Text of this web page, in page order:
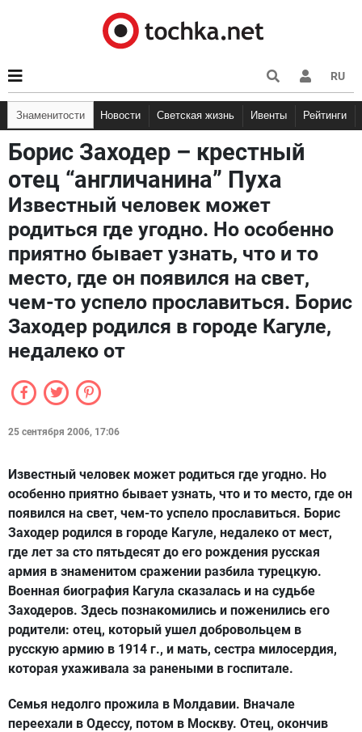
RU
Знаменитости Новости Светская жизнь Ивенты Рейтинги
Борис Заходер – крестный
отец “англичанина” Пуха
Известный человек может
родиться где угодно. Но особенно
приятно бывает узнать, что и то
место, где он появился на свет,
чем-то успело прославиться. Борис
Заходер родился в городе Кагуле,
недалеко от
25 сентября 2006, 17:06
Известный человек может родиться где угодно. Но
особенно приятно бывает узнать, что и то место, где он
появился на свет, чем-то успело прославиться. Борис
Заходер родился в городе Кагуле, недалеко от мест,
где лет за сто пятьдесят до его рождения русская
армия в знаменитом сражении разбила турецкую.
Военная биография Кагула сказалась и на судьбе
Заходеров. Здесь познакомились и поженились его
родители: отец, который ушел добровольцем в
русскую армию в 1914 г., и мать, сестра милосердия,
которая ухаживала за ранеными в госпитале.
Семья недолго прожила в Молдавии. Вначале
переехали в Одессу, потом в Москву. Отец, окончив